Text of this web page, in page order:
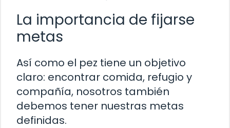
La importancia de fijarse
metas
Así como el pez tiene un objetivo
claro: encontrar comida, refugio y
compañía, nosotros también
debemos tener nuestras metas
definidas.